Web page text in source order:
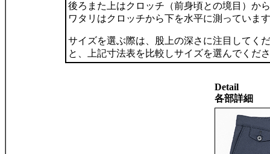
後ろまた上はクロッチ（前身頃との境目）か
ワタリはクロッチから下を水平に測っていま
サイズを選ぶ際は、股上の深さに注目してく
と、上記寸法表を比較しサイズを選んでくだ
Detail
各部詳細